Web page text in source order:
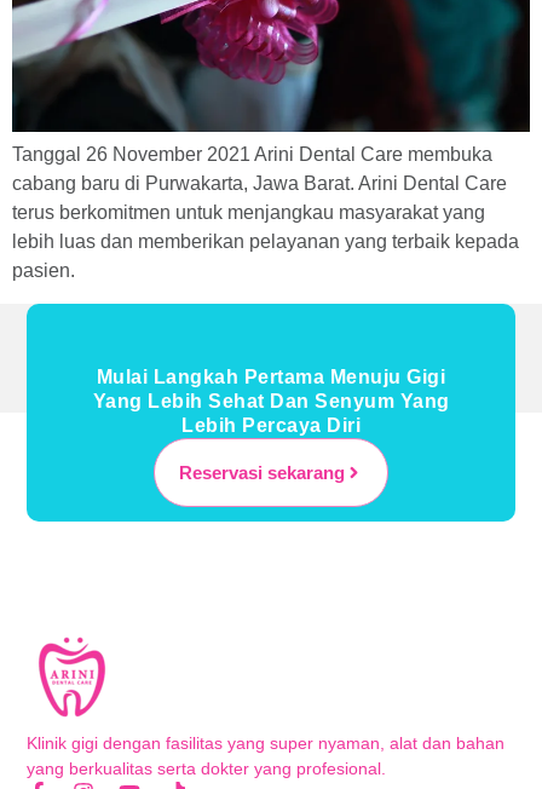
Tanggal 26 November 2021 Arini Dental Care membuka
cabang baru di Purwakarta, Jawa Barat. Arini Dental Care
terus berkomitmen untuk menjangkau masyarakat yang
lebih luas dan memberikan pelayanan yang terbaik kepada
pasien.
Mulai Langkah Pertama Menuju Gigi
Yang Lebih Sehat Dan Senyum Yang
Lebih Percaya Diri
Reservasi sekarang
Klinik gigi dengan fasilitas yang super nyaman, alat dan bahan
yang berkualitas serta dokter yang profesional.